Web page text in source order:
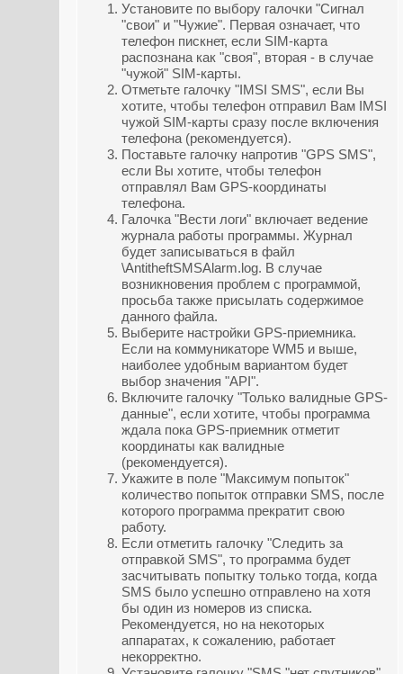
Установите по выбору галочки "Сигнал
"свои" и "Чужие". Первая означает, что
телефон пискнет, если SIM-карта
распознана как "своя", вторая - в случае
"чужой" SIM-карты.
Отметьте галочку "IMSI SMS", если Вы
хотите, чтобы телефон отправил Вам IMSI
чужой SIM-карты сразу после включения
телефона (рекомендуется).
Поставьте галочку напротив "GPS SMS",
если Вы хотите, чтобы телефон
отправлял Вам GPS-координаты
телефона.
Галочка "Вести логи" включает ведение
журнала работы программы. Журнал
будет записываться в файл
\AntitheftSMSAlarm.log. В случае
возникновения проблем с программой,
просьба также присылать содержимое
данного файла.
Выберите настройки GPS-приемника.
Если на коммуникаторе WM5 и выше,
наиболее удобным вариантом будет
выбор значения "API".
Включите галочку "Только валидные GPS-
данные", если хотите, чтобы программа
ждала пока GPS-приемник отметит
координаты как валидные
(рекомендуется).
Укажите в поле "Максимум попыток"
количество попыток отправки SMS, после
которого программа прекратит свою
работу.
Если отметить галочку "Следить за
отправкой SMS", то программа будет
засчитывать попытку только тогда, когда
SMS было успешно отправлено на хотя
бы один из номеров из списка.
Рекомендуется, но на некоторых
аппаратах, к сожалению, работает
некорректно.